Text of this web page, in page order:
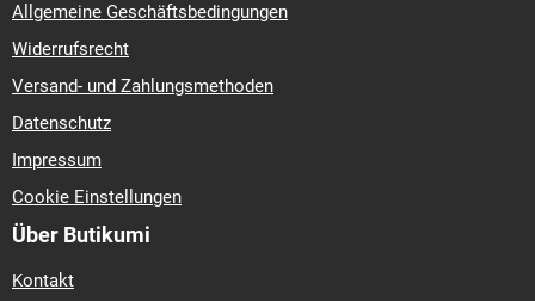
Allgemeine Geschäftsbedingungen
Widerrufsrecht
Versand- und Zahlungsmethoden
Datenschutz
Impressum
Cookie Einstellungen
Über Butikumi
Kontakt